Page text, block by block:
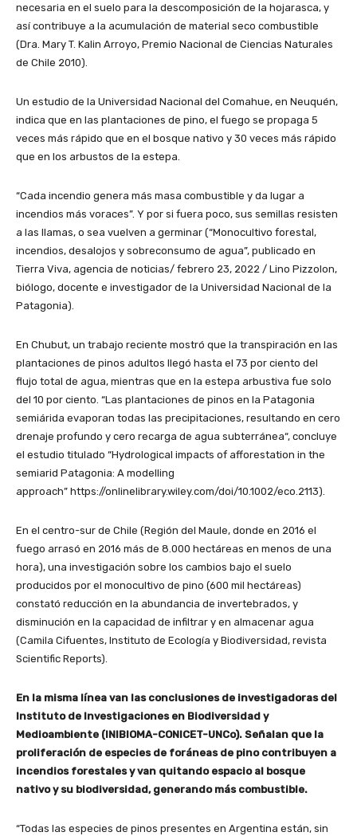
necesaria en el suelo para la descomposición de la hojarasca, y
así contribuye a la acumulación de material seco combustible
(Dra. Mary T. Kalin Arroyo, Premio Nacional de Ciencias Naturales
de Chile 2010).
Un estudio de la Universidad Nacional del Comahue, en Neuquén,
indica que en las plantaciones de pino, el fuego se propaga 5
veces más rápido que en el bosque nativo y 30 veces más rápido
que en los arbustos de la estepa.
“Cada incendio genera más masa combustible y da lugar a
incendios más voraces”. Y por si fuera poco, sus semillas resisten
a las llamas, o sea vuelven a germinar (“Monocultivo forestal,
incendios, desalojos y sobreconsumo de agua”, publicado en
Tierra Viva, agencia de noticias/ febrero 23, 2022 / Lino Pizzolon,
biólogo, docente e investigador de la Universidad Nacional de la
Patagonia).
En Chubut, un trabajo reciente mostró que la transpiración en las
plantaciones de pinos adultos llegó hasta el 73 por ciento del
flujo total de agua, mientras que en la estepa arbustiva fue solo
del 10 por ciento. “Las plantaciones de pinos en la Patagonia
semiárida evaporan todas las precipitaciones, resultando en cero
drenaje profundo y cero recarga de agua subterránea“, concluye
el estudio titulado “Hydrological impacts of afforestation in the
semiarid Patagonia: A modelling
approach” https://onlinelibrary.wiley.com/doi/10.1002/eco.2113).
En el centro-sur de Chile (Región del Maule, donde en 2016 el
fuego arrasó en 2016 más de 8.000 hectáreas en menos de una
hora), una investigación sobre los cambios bajo el suelo
producidos por el monocultivo de pino (600 mil hectáreas)
constató reducción en la abundancia de invertebrados, y
disminución en la capacidad de infiltrar y en almacenar agua
(Camila Cifuentes, Instituto de Ecología y Biodiversidad, revista
Scientific Reports).
En la misma línea van las conclusiones de investigadoras del
Instituto de Investigaciones en Biodiversidad y
Medioambiente (INIBIOMA-CONICET-UNCo). Señalan que la
proliferación de especies de foráneas de pino contribuyen a
incendios forestales y van quitando espacio al bosque
nativo y su biodiversidad, generando más combustible.
“Todas las especies de pinos presentes en Argentina están, sin